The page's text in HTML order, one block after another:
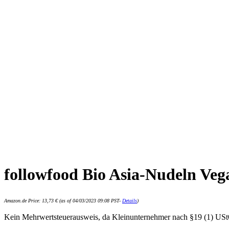
followfood Bio Asia-Nudeln
Amazon.de Price: 13,73 €(as of 04/03/2023 09:08 PST- Details)
Kein Mehrwertsteuerausweis, da Kleinunternehmer nach §19 (1)